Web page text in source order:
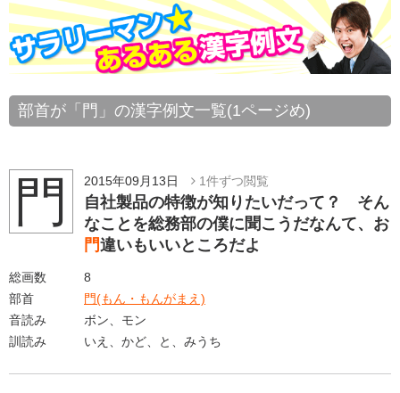
部首が「門」の漢字例文一覧(1ページめ)
門 2015年09月13日 1件ずつ閲覧
自社製品の特徴が知りたいだって？ そん
なことを総務部の僕に聞こうだなんて、お
門違いもいいところだよ
総画数
8
部首
門(もん・もんがまえ)
音読み
ボン、モン
訓読み
いえ、かど、と、みうち